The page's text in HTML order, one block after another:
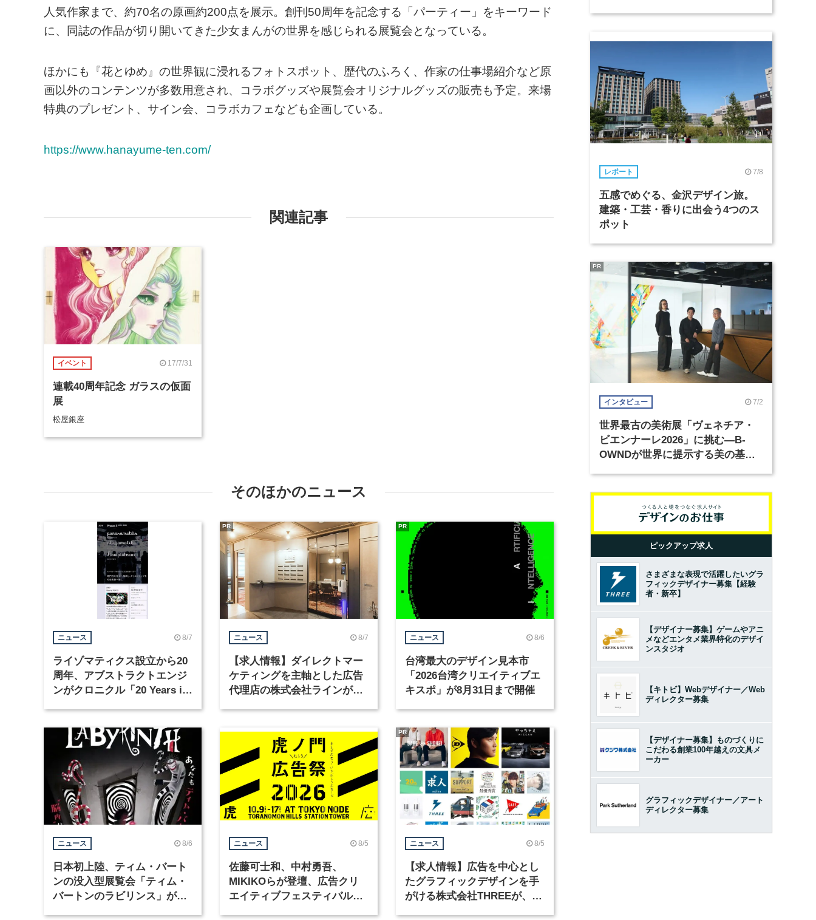
人気作家まで、約70名の原画約200点を展示。創刊50周年を記念する「パーティー」をキーワード
に、同誌の作品が切り開いてきた少女まんがの世界を感じられる展覧会となっている。
ほかにも『花とゆめ』の世界観に浸れるフォトスポット、歴代のふろく、作家の仕事場紹介など原
画以外のコンテンツが多数用意され、コラボグッズや展覧会オリジナルグッズの販売も予定。来場
特典のプレゼント、サイン会、コラボカフェなども企画している。
https://www.hanayume-ten.com/
関連記事
イベント 17/7/31
連載40周年記念 ガラスの仮面
展
松屋銀座
そのほかのニュース
ニュース 8/7
ライゾマティクス設立から20
周年、アブストラクトエンジ
ンがクロニクル「20 Years in
ニュース 8/7
【求人情報】ダイレクトマー
ケティングを主軸とした広告
代理店の株式会社ラインが、
PR
ニュース 8/6
台湾最大のデザイン見本市
「2026台湾クリエイティブエ
キスポ」が8月31日まで開催
PR
ニュース 8/6
日本初上陸、ティム・バート
ンの没入型展覧会「ティム・
バートンのラビリンス」が東
ニュース 8/5
佐藤可士和、中村勇吾、
MIKIKOらが登壇、広告クリ
エイティブフェスティバル
ニュース 8/5
【求人情報】広告を中心とし
たグラフィックデザインを手
がける株式会社THREEが、グ
PR
レポート 7/8
五感でめぐる、金沢デザイン旅。
建築・工芸・香りに出会う4つのス
ポット
インタビュー 7/2
世界最古の美術展「ヴェネチア・
ビエンナーレ2026」に挑む―B-
OWNDが世界に提示する美の基準
PR
ピックアップ求人
さまざまな表現で活躍したいグラ
フィックデザイナー募集【経験
者・新卒】
【デザイナー募集】ゲームやアニ
メなどエンタメ業界特化のデザイ
ンスタジオ
【キトビ】Webデザイナー／Web
ディレクター募集
【デザイナー募集】ものづくりに
こだわる創業100年越えの文具メ
ーカー
グラフィックデザイナー／アート
ディレクター募集